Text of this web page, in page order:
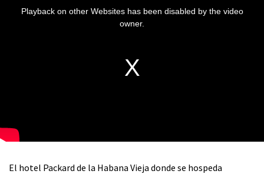
Playback on other Websites has been disabled by the video
owner.
El hotel Packard de la Habana Vieja donde se hospeda